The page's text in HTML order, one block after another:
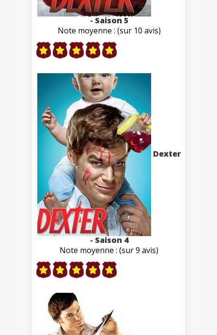
- Saison 5
Note moyenne : (sur 10 avis)
Dexter
- Saison 4
Note moyenne : (sur 9 avis)